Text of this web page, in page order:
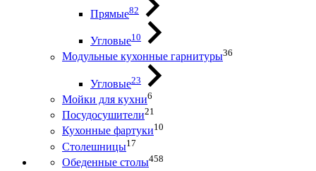
Прямые82
Угловые10
Модульные кухонные гарнитуры36
Угловые23
Мойки для кухни6
Посудосушители21
Кухонные фартуки10
Столешницы17
Обеденные столы458